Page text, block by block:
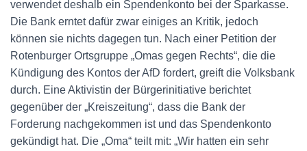
verwendet deshalb ein Spendenkonto bei der Sparkasse.
Die Bank erntet dafür zwar einiges an Kritik, jedoch
können sie nichts dagegen tun. Nach einer Petition der
Rotenburger Ortsgruppe „Omas gegen Rechts“, die die
Kündigung des Kontos der AfD fordert, greift die Volksbank
durch. Eine Aktivistin der Bürgerinitiative berichtet
gegenüber der „Kreiszeitung“, dass die Bank der
Forderung nachgekommen ist und das Spendenkonto
gekündigt hat. Die „Oma“ teilt mit: „Wir hatten ein sehr